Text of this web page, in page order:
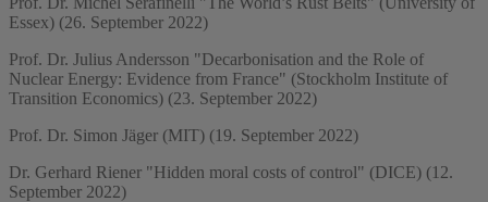
Essex) (26. September 2022)
Prof. Dr. Julius Andersson "Decarbonisation and the Role of
Nuclear Energy: Evidence from France" (Stockholm Institute of
Transition Economics) (23. September 2022)
Prof. Dr. Simon Jäger (MIT) (19. September 2022)
Dr. Gerhard Riener "Hidden moral costs of control" (DICE) (12.
September 2022)